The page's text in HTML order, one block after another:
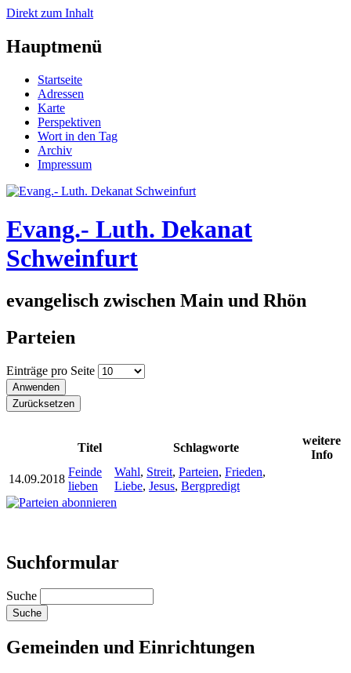
Direkt zum Inhalt
Hauptmenü
Startseite
Adressen
Karte
Perspektiven
Wort in den Tag
Archiv
Impressum
Evang.- Luth. Dekanat
Schweinfurt
evangelisch zwischen Main und Rhön
Parteien
Einträge pro Seite
Titel Schlagworte
weitere
Info
14.09.2018
Feinde
lieben
Wahl, Streit, Parteien, Frieden,
Liebe, Jesus, Bergpredigt
Suchformular
Suche
Gemeinden und Einrichtungen